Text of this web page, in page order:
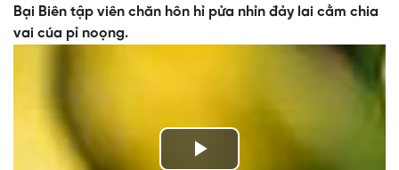
Bại Biên tập viên chăn hôn hỉ pửa nhỉn đảy lai cằm chia
vai cúa pỉ noọng.